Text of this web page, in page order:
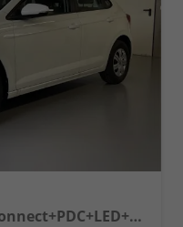
1.0 MPI Sitzheizung+AppConnect+PDC+LED+Touch+Lichtsensor+MultiLenkrad